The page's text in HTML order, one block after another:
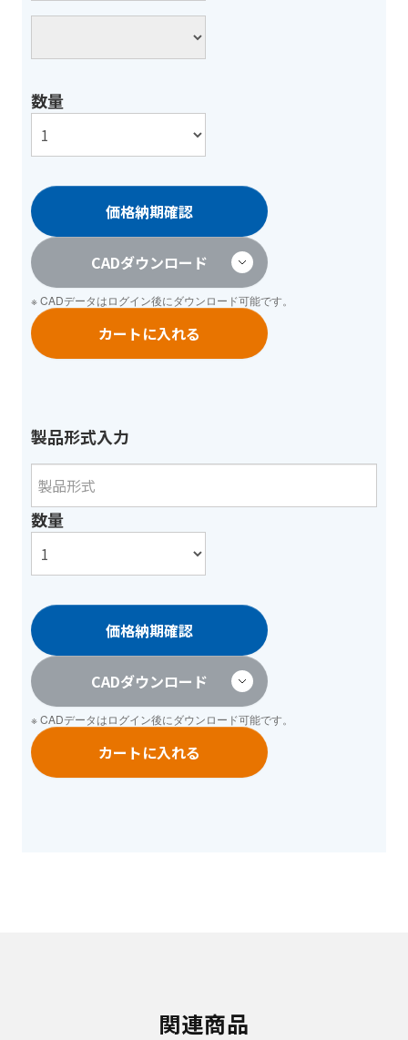
数量
価格納期確認
CADダウンロード
※ CADデータはログイン後にダウンロード可能です。
カートに入れる
製品形式入力
数量
価格納期確認
CADダウンロード
※ CADデータはログイン後にダウンロード可能です。
カートに入れる
関連商品